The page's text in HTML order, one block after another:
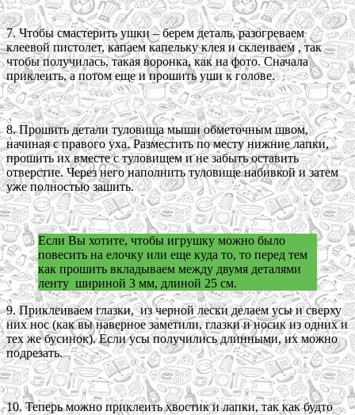
7. Чтобы смастерить ушки – берем деталь, разогреваем
клеевой пистолет, капаем капельку клея и склеиваем , так
чтобы получилась, такая воронка, как на фото. Сначала
приклеить, а потом еще и прошить уши к голове.
8. Прошить детали туловища мыши обметочным швом,
начиная с правого уха. Разместить по месту нижние лапки,
прошить их вместе с туловищем и не забыть оставить
отверстие. Через него наполнить туловище набивкой и затем
уже полностью зашить.
Если Вы хотите, чтобы игрушку можно было
повесить на елочку или еще куда то, то перед тем
как прошить вкладываем между двумя деталями
ленту шириной 3 мм, длиной 25 см.
9. Приклеиваем глазки, из черной лески делаем усы и сверху
них нос (как вы наверное заметили, глазки и носик из одних и
тех же бусинок). Если усы получились длинными, их можно
подрезать.
10. Теперь можно приклеить хвостик и лапки, так как будто